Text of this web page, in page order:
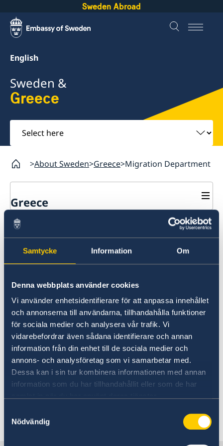
Samtycke Information Om
Denna webbplats använder cookies
Vi använder enhetsidentifierare för att anpassa innehållet
och annonserna till användarna, tillhandahålla funktioner
för sociala medier och analysera vår trafik. Vi
vidarebefordrar även sådana identifierare och annan
information från din enhet till de sociala medier och
annons- och analysföretag som vi samarbetar med.
Dessa kan i sin tur kombinera informationen med annan
information som du har tillhandahållit eller som de har
Nödvändig
Sweden Abroad
English
Sweden &
Greece
Select
here
About Sweden Greece Migration Department
Greece
Migration Department
Contact and opening hours
For Non-EU-Citizens
Changes for those residing in Cyprus who wish to
Changes for residents of Bulgaria, Croatia, Romania
and Moldova who wish to apply for residence and
work permits or visas
Migration Department
Welcome to the Migration Department
embassy is one of five Schengen
migration hubs working with
migration cases in the Schengen Area.
You can also reach out to the
embassies in Berlin, Madrid, Paris and
Rome if they are closer to where you
live. In the menu you can find
citizen.